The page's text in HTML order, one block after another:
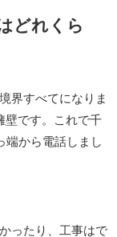
どれくら
界すべてになりま
壁です。これで千
端から電話しまし
ったり、工事はで